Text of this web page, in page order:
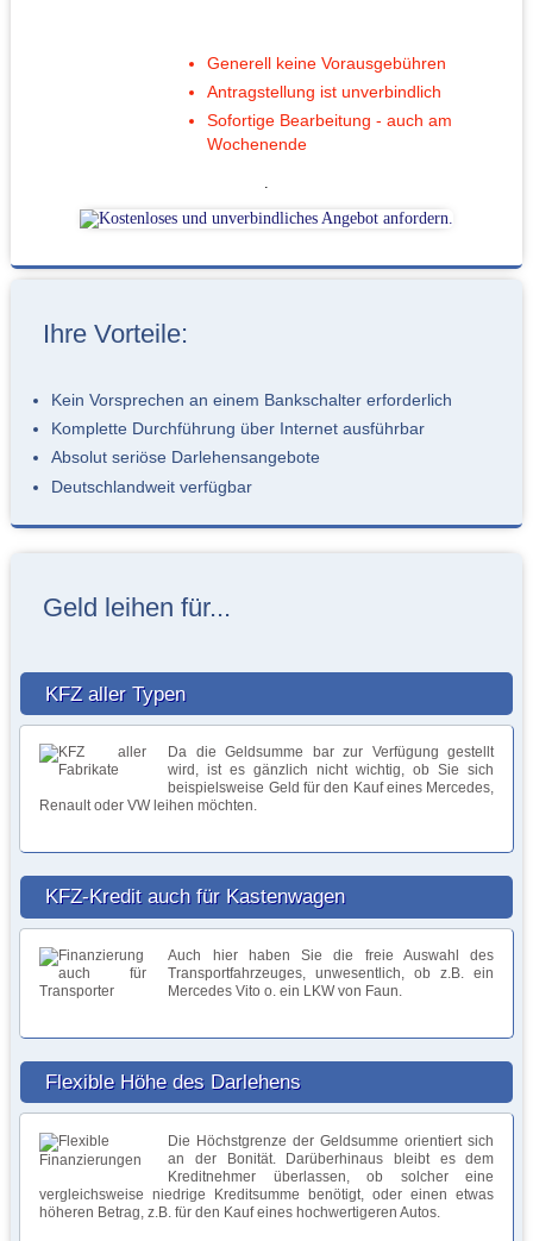
Generell keine Vorausgebühren
Antragstellung ist unverbindlich
Sofortige Bearbeitung - auch am
Wochenende
.
Ihre Vorteile:
Kein Vorsprechen an einem Bankschalter erforderlich
Komplette Durchführung über Internet ausführbar
Absolut seriöse Darlehensangebote
Deutschlandweit verfügbar
Geld leihen für...
KFZ aller Typen
Da die Geldsumme bar zur Verfügung gestellt
wird, ist es gänzlich nicht wichtig, ob Sie sich
beispielsweise Geld für den Kauf eines Mercedes,
Renault oder VW leihen möchten.
KFZ-Kredit auch für Kastenwagen
Auch hier haben Sie die freie Auswahl des
Transportfahrzeuges, unwesentlich, ob z.B. ein
Mercedes Vito o. ein LKW von Faun.
Flexible Höhe des Darlehens
Die Höchstgrenze der Geldsumme orientiert sich
an der Bonität. Darüberhinaus bleibt es dem
Kreditnehmer überlassen, ob solcher eine
vergleichsweise niedrige Kreditsumme benötigt, oder einen etwas
höheren Betrag, z.B. für den Kauf eines hochwertigeren Autos.